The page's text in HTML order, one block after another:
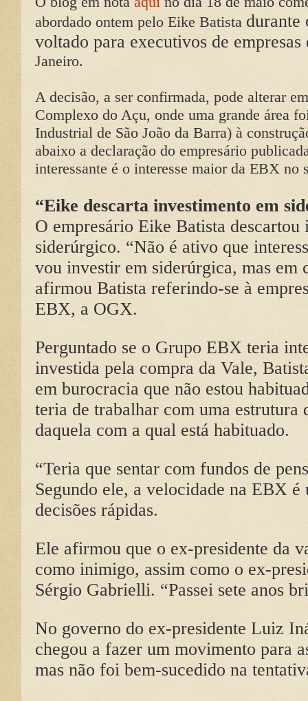
abordado ontem pelo Eike Batista durante
voltado para executivos de
Janeiro.
A decisão, a ser confirmada, pode alterar
Complexo do Açu, onde uma grande área
Industrial de São João da Barra) à
abaixo a declaração do empresário
interessante é o interesse maior da EBX no
“Eike descarta investimento em
O empresário Eike Batista descartou
siderúrgico. “Não é ativo que
vou investir em siderúrgica, mas em
afirmou Batista referindo-se à
EBX, a OGX.
Perguntado se o Grupo EBX teria
investida pela compra da Vale,
em burocracia que não estou
teria de trabalhar com uma estrutura
daquela com a qual está habituado.
“Teria que sentar com fundos de
Segundo ele, a velocidade na EBX
decisões rápidas.
Ele afirmou que o ex-presidente da
como inimigo, assim como o ex-
Sérgio Gabrielli. “Passei sete anos
No governo do ex-presidente Luiz
chegou a fazer um movimento para
mas não foi bem-sucedido na